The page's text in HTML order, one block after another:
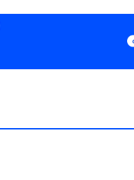
お知らせ